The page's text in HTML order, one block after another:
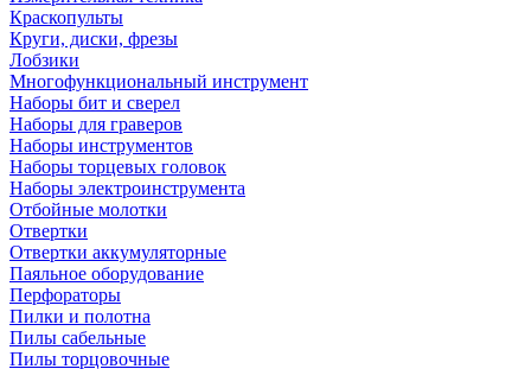
Краскопульты
Круги, диски, фрезы
Лобзики
Многофункциональный инструмент
Наборы бит и сверел
Наборы для граверов
Наборы инструментов
Наборы торцевых головок
Наборы электроинструмента
Отбойные молотки
Отвертки
Отвертки аккумуляторные
Паяльное оборудование
Перфораторы
Пилки и полотна
Пилы сабельные
Пилы торцовочные